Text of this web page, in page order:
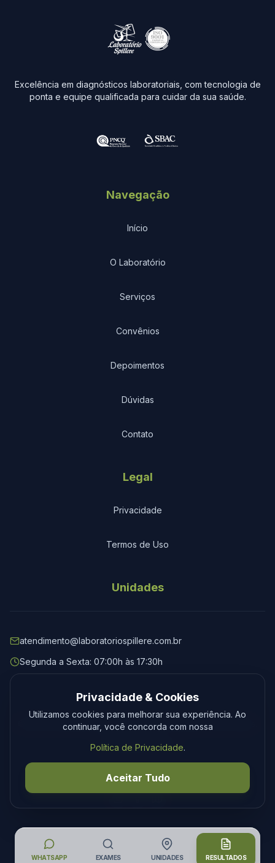
Excelência em diagnósticos laboratoriais, com tecnologia de
ponta e equipe qualificada para cuidar da sua saúde.
Navegação
Início
O Laboratório
Serviços
Convênios
Depoimentos
Dúvidas
Contato
Legal
Privacidade
Termos de Uso
Unidades
atendimento@laboratoriospillere.com.br
Segunda a Sexta: 07:00h às 17:30h
© 2026 Laboratório Spillere. Todos os direitos reservados.
PrivacidadeTermos
DesenvolvimentoTecmedia
Privacidade & Cookies
Utilizamos cookies para melhorar sua experiência. Ao
continuar, você concorda com nossa
Política de Privacidade.
Aceitar Tudo
WHATSAPP EXAMES UNIDADES RESULTADOS